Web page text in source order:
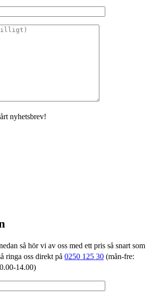
nyhetsbrev!
så hör vi av oss med ett pris så snart som
ringa oss direkt på 0250 125 30 (mån-fre:
14.00)